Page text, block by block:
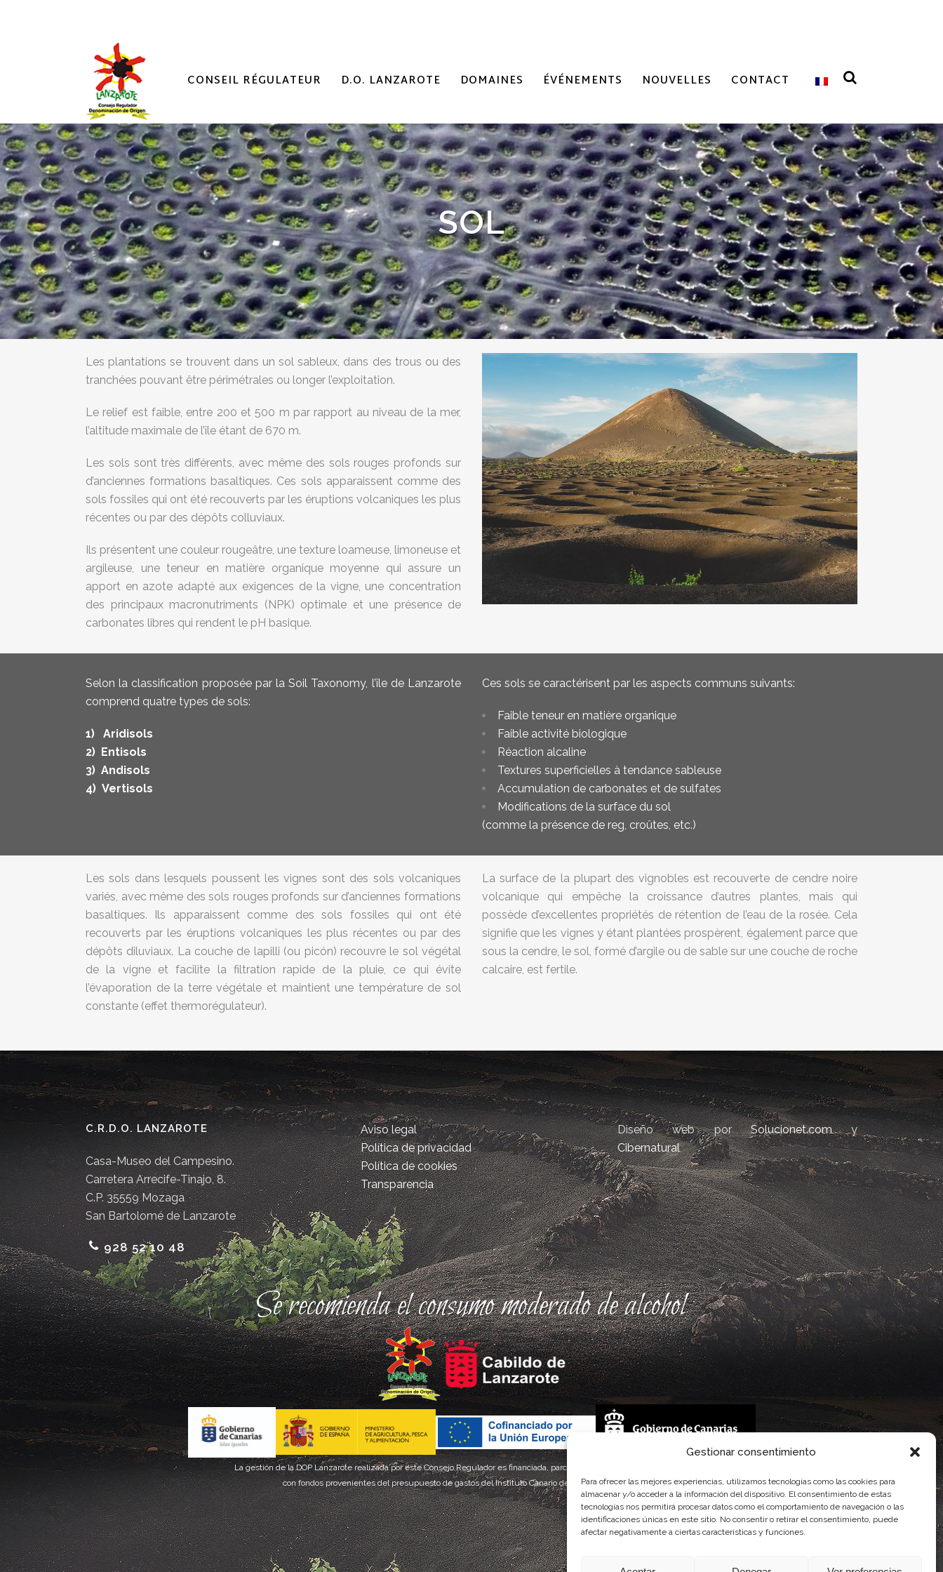
Gestionar consentimiento
Para ofrecer las mejores experiencias, utilizamos tecnologías como las cookies para
almacenar y/o acceder a la información del dispositivo. El consentimiento de estas
tecnologías nos permitirá procesar datos como el comportamiento de navegación o las
identificaciones únicas en este sitio. No consentir o retirar el consentimiento, puede
afectar negativamente a ciertas características y funciones.
CONSEIL RÉGULATEUR D.O. LANZAROTE DOMAINES ÉVÉNEMENTS NOUVELLES CONTACT
SOL
Les plantations se trouvent dans un sol sableux, dans des trous ou des
tranchées pouvant être périmétrales ou longer l’exploitation.
Le relief est faible, entre 200 et 500 m par rapport au niveau de la mer,
l’altitude maximale de l’île étant de 670 m.
Les sols sont très différents, avec même des sols rouges profonds sur
d’anciennes formations basaltiques. Ces sols apparaissent comme des
sols fossiles qui ont été recouverts par les éruptions volcaniques les plus
récentes ou par des dépôts colluviaux.
Ils présentent une couleur rougeâtre, une texture loameuse, limoneuse et
argileuse, une teneur en matière organique moyenne qui assure un
apport en azote adapté aux exigences de la vigne, une concentration
des principaux macronutriments (NPK) optimale et une présence de
carbonates libres qui rendent le pH basique.
Selon la classification proposée par la Soil Taxonomy, l’île de Lanzarote
comprend quatre types de sols:
1) Aridisols
2) Entisols
3) Andisols
4) Vertisols
Ces sols se caractérisent par les aspects communs suivants:
Faible teneur en matière organique
Faible activité biologique
Réaction alcaline
Textures superficielles à tendance sableuse
Accumulation de carbonates et de sulfates
Modifications de la surface du sol
(comme la présence de reg, croûtes, etc.)
Les sols dans lesquels poussent les vignes sont des sols volcaniques
variés, avec même des sols rouges profonds sur d’anciennes formations
basaltiques. Ils apparaissent comme des sols fossiles qui ont été
recouverts par les éruptions volcaniques les plus récentes ou par des
dépôts diluviaux. La couche de lapilli (ou picón) recouvre le sol végétal
de la vigne et facilite la filtration rapide de la pluie, ce qui évite
l’évaporation de la terre végétale et maintient une température de sol
constante (effet thermorégulateur).
La surface de la plupart des vignobles est recouverte de cendre noire
volcanique qui empêche la croissance d’autres plantes, mais qui
possède d’excellentes propriétés de rétention de l’eau de la rosée. Cela
signifie que les vignes y étant plantées prospèrent, également parce que
sous la cendre, le sol, formé d’argile ou de sable sur une couche de roche
calcaire, est fertile.
C.R.D.O. LANZAROTE
Casa-Museo del Campesino.
Carretera Arrecife-Tinajo, 8.
C.P. 35559 Mozaga
San Bartolomé de Lanzarote
928 52 10 48
Aviso legal
Política de privacidad
Política de cookies
Transparencia
Diseño web porSolucionet.comy
Cibernatural
Se recomienda el consumo moderado de alcohol
La gestión de la DOP Lanzarote realizada por este Consejo Regulador es financiada, parcialmente, por el Gobierno de Canarias
con fondos provenientes del presupuesto de gastos del Instituto Canario de Calidad Agroalimentaria